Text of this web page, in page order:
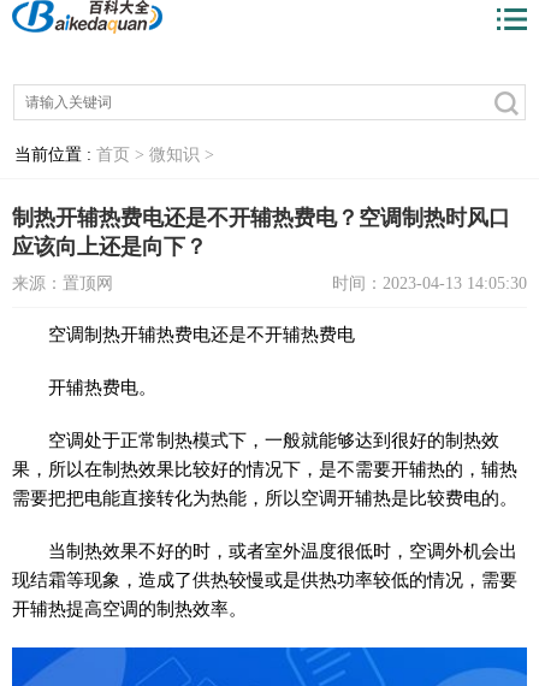
当前位置 : 首页 > 微知识 >
制热开辅热费电还是不开辅热费电？空调制热时风口
应该向上还是向下？
来源：置顶网 时间：2023-04-13 14:05:30
空调制热开辅热费电还是不开辅热费电
开辅热费电。
空调处于正常制热模式下，一般就能够达到很好的制热效
果，所以在制热效果比较好的情况下，是不需要开辅热的，辅热
需要把把电能直接转化为热能，所以空调开辅热是比较费电的。
当制热效果不好的时，或者室外温度很低时，空调外机会出
现结霜等现象，造成了供热较慢或是供热功率较低的情况，需要
开辅热提高空调的制热效率。